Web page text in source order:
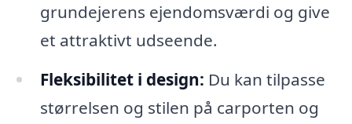
grundejerens ejendomsværdi og give
et attraktivt udseende.
Fleksibilitet i design: Du kan tilpasse
størrelsen og stilen på carporten og